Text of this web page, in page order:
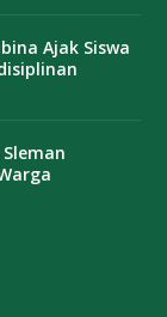
Ajak Siswa